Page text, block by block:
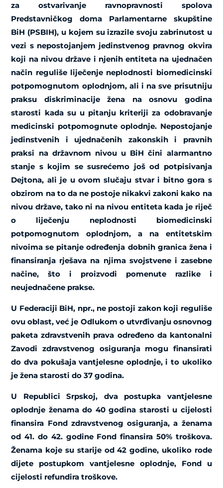
za ostvarivanje ravnopravnosti spolova
Predstavničkog doma Parlamentarne skupštine
BiH (PSBIH), u kojem su izrazile svoju zabrinutost u
vezi s nepostojanjem jedinstvenog pravnog okvira
koji na nivou države i njenih entiteta na ujednačen
način reguliše liječenje neplodnosti biomedicinski
potpomognutom oplodnjom, ali i na sve prisutniju
praksu diskriminacije žena na osnovu godina
starosti kada su u pitanju kriteriji za odobravanje
medicinski potpomognute oplodnje. Nepostojanje
jedinstvenih i ujednačenih zakonskih i pravnih
praksi na državnom nivou u BiH čini alarmantno
stanje s kojim se susrećemo još od potpisivanja
Dejtona, ali je u ovom slučaju stvar i bitno gora s
obzirom na to da ne postoje nikakvi zakoni kako na
nivou države, tako ni na nivou entiteta kada je riječ
o liječenju neplodnosti biomedicinski
potpomognutom oplodnjom, a na entitetskim
nivoima se pitanje određenja dobnih granica žena i
finansiranja rješava na njima svojstvene i zasebne
načine, što i proizvodi pomenute razlike i
neujednačene prakse.
U Federaciji BiH, npr., ne postoji zakon koji reguliše
ovu oblast, već je Odlukom o utvrđivanju osnovnog
paketa zdravstvenih prava određeno da kantonalni
Zavodi zdravstvenog osiguranja mogu finansirati
do dva pokušaja vantjelesne oplodnje, i to ukoliko
je žena starosti do 37 godina.
U Republici Srpskoj, dva postupka vantjelesne
oplodnje ženama do 40 godina starosti u cijelosti
finansira Fond zdravstvenog osiguranja, a ženama
od 41. do 42. godine Fond finansira 50% troškova.
Ženama koje su starije od 42 godine, ukoliko rode
dijete postupkom vantjelesne oplodnje, Fond u
cijelosti refundira troškove.